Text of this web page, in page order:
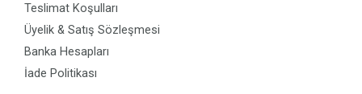
Teslimat Koşulları
Üyelik & Satış Sözleşmesi
Banka Hesapları
İade Politikası